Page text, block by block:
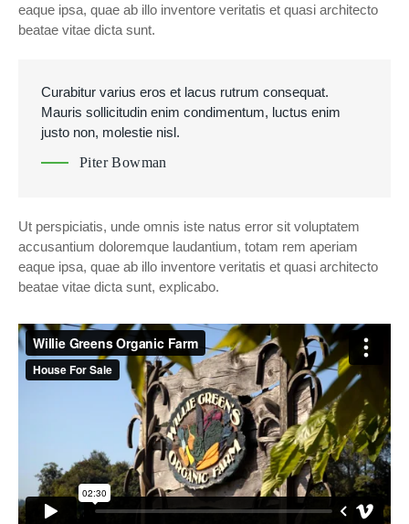
eaque ipsa, quae ab illo inventore veritatis et quasi architecto
beatae vitae dicta sunt.
Curabitur varius eros et lacus rutrum consequat.
Mauris sollicitudin enim condimentum, luctus enim
justo non, molestie nisl.
Piter Bowman
Ut perspiciatis, unde omnis iste natus error sit voluptatem
accusantium doloremque laudantium, totam rem aperiam
eaque ipsa, quae ab illo inventore veritatis et quasi architecto
beatae vitae dicta sunt, explicabo.